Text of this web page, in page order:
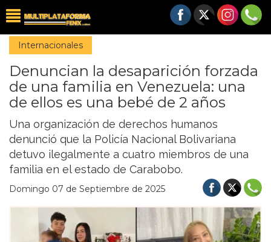
Internacionales
Denuncian la desaparición forzada
de una familia en Venezuela: una
de ellos es una bebé de 2 años
Una organización de derechos humanos
denunció que la Policía Nacional Bolivariana
detuvo ilegalmente a cuatro miembros de una
familia en el estado de Carabobo.
Domingo 07 de Septiembre de 2025